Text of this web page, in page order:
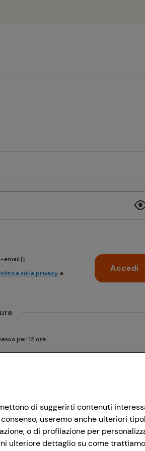
email}}
sulla privacy e Accedi
per 12 ore.
Facebook
di suggerirti contenuti
useremo anche ulteriori
o di profilazione per
ulteriore dettaglio su come